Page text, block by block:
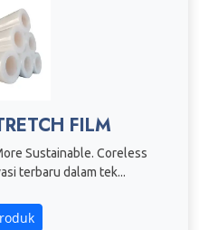
FILM
Sustainable. Coreless
terbaru dalam tek...